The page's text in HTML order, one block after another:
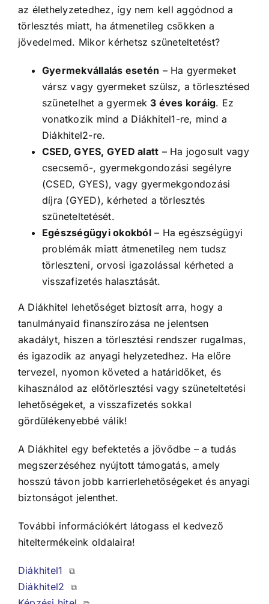
az élethelyzetedhez, így nem kell aggódnod a
törlesztés miatt, ha átmenetileg csökken a
jövedelmed. Mikor kérhetsz szüneteltetést?
Gyermekvállalás esetén – Ha gyermeket
vársz vagy gyermeket szülsz, a törlesztésed
szünetelhet a gyermek3 éves koráig. Ez
vonatkozik mind a Diákhitel1-re, mind a
Diákhitel2-re.
CSED, GYES, GYED alatt – Ha jogosult vagy
csecsemő-, gyermekgondozási segélyre
(CSED, GYES), vagy gyermekgondozási
díjra (GYED), kérheted a törlesztés
szüneteltetését.
Egészségügyi okokból– Ha egészségügyi
problémák miatt átmenetileg nem tudsz
törleszteni, orvosi igazolással kérheted a
visszafizetés halasztását.
A Diákhitel lehetőséget biztosít arra, hogy a
tanulmányaid finanszírozása ne jelentsen
akadályt, hiszen a törlesztési rendszer rugalmas,
és igazodik az anyagi helyzetedhez. Ha előre
tervezel, nyomon követed a határidőket, és
kihasználod az előtörlesztési vagy szüneteltetési
lehetőségeket, a visszafizetés sokkal
gördülékenyebbé válik!
A Diákhitel egy befektetés a jövődbe – a tudás
megszerzéséhez nyújtott támogatás, amely
hosszú távon jobb karrierlehetőségeket és anyagi
biztonságot jelenthet.
További információkért látogass el kedvező
hiteltermékeink oldalaira!
Diákhitel1 ⧉
Diákhitel2 ⧉